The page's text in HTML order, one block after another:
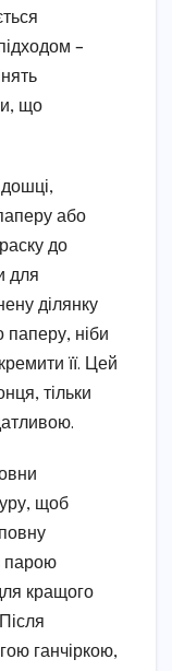
–
що
дошці,
або
до
для
ділянку
ніби
її. Цей
тільки
щоб
парою
кращого
ганчіркою,